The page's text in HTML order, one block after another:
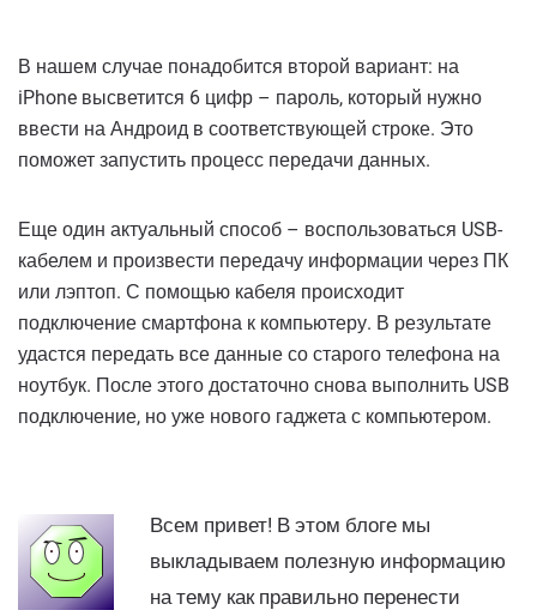
В нашем случае понадобится второй вариант: на
iPhone высветится 6 цифр – пароль, который нужно
ввести на Андроид в соответствующей строке. Это
поможет запустить процесс передачи данных.
Еще один актуальный способ – воспользоваться USB-
кабелем и произвести передачу информации через ПК
или лэптоп. С помощью кабеля происходит
подключение смартфона к компьютеру. В результате
удастся передать все данные со старого телефона на
ноутбук. После этого достаточно снова выполнить USB
подключение, но уже нового гаджета с компьютером.
Всем привет! В этом блоге мы
выкладываем полезную информацию
на тему как правильно перенести